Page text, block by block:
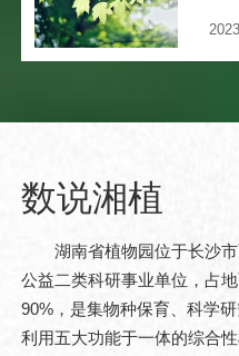
数说湘植
湖南省植物园位于长沙市
公益二类科研事业单位，占
90%，是集物种保育、科学
利用五大功能于一体的综合性植物园。